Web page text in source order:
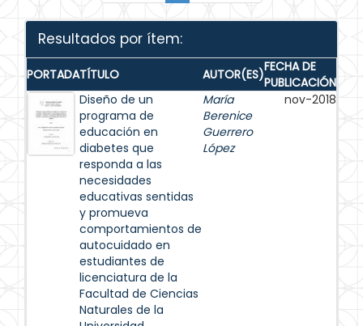
Resultados por ítem:
PORTADATÍTULO AUTOR(ES)FECHA DE
PUBLICACIÓN
Diseño de un
programa de
educación en
diabetes que
responda a las
necesidades
educativas sentidas
y promueva
comportamientos de
autocuidado en
estudiantes de
licenciatura de la
Facultad de Ciencias
Naturales de la
María
Berenice
Guerrero
López
nov-2018